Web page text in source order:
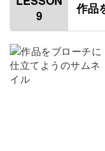
フレンチノッ
葉っぱを刺繍す
9
作品